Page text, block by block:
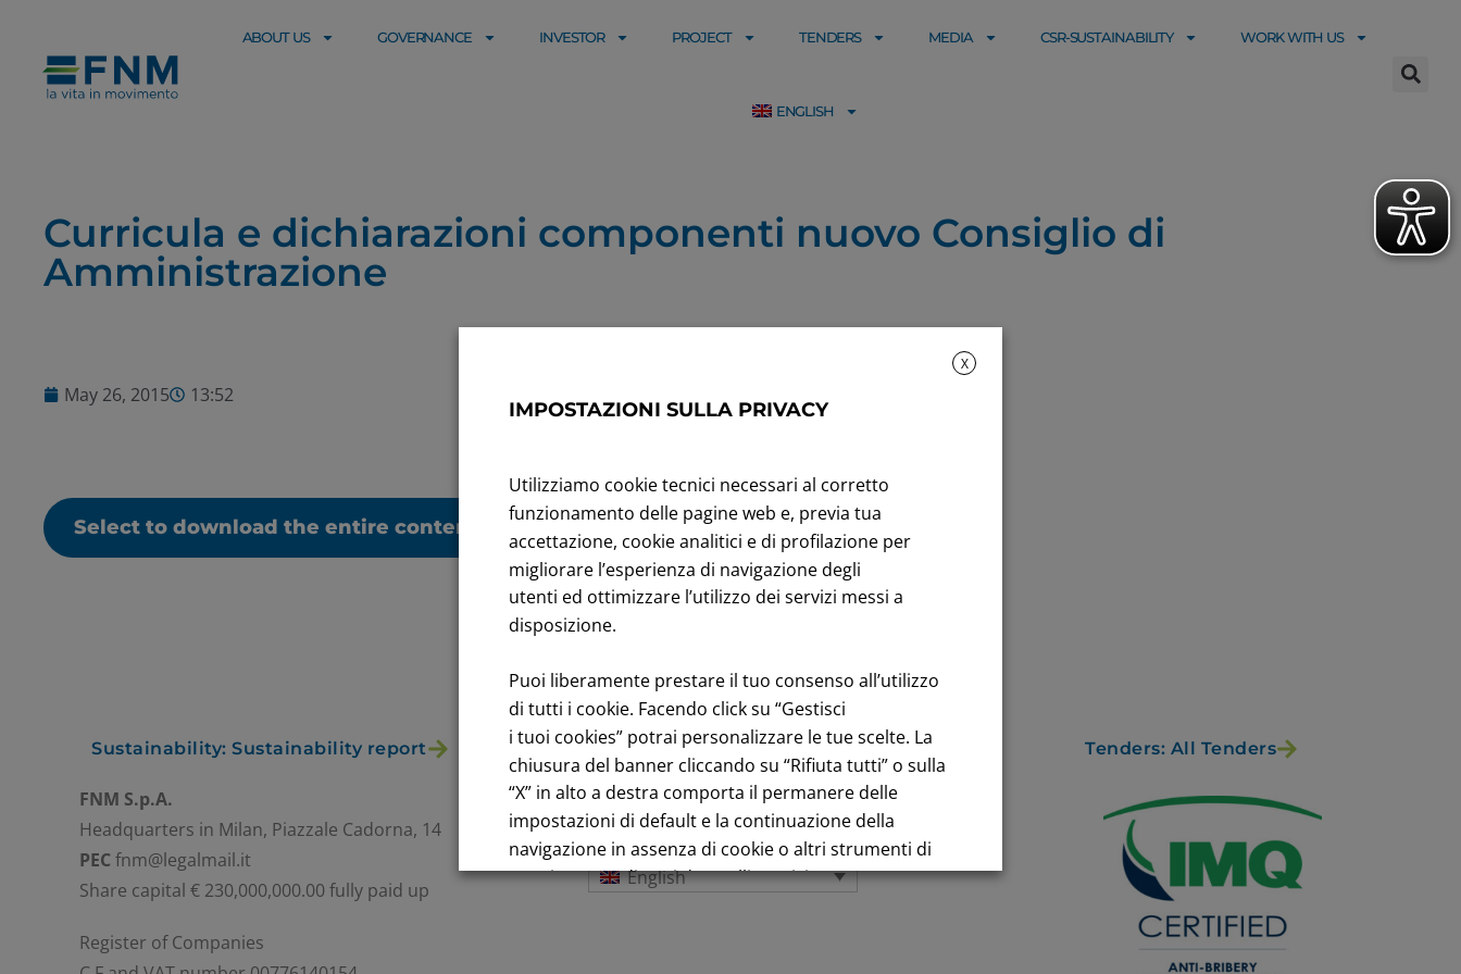
ABOUT US GOVERNANCE INVESTOR PROJECT TENDERS MEDIA CSR-SUSTAINABILITY WORK WITH US
ENGLISH
Curricula e dichiarazioni componenti nuovo Consiglio di
Amministrazione
May 26, 2015 13:52
Select to download the entire content
Sustainability: Sustainability report Title performance: On the stock Exchange Tenders: All Tenders
FNM S.p.A.
Headquarters in Milan, Piazzale Cadorna, 14
PECfnm@legalmail.it
Share capital € 230,000,000.00 fully paid up
Register of Companies
English
X
IMPOSTAZIONI SULLA PRIVACY
Utilizziamo cookie tecnici necessari al corretto
funzionamento delle pagine web e, previa tua
accettazione, cookie analitici e di profilazione per
migliorare l’esperienza di navigazione degli
utenti ed ottimizzare l’utilizzo dei servizi messi a
disposizione.
Puoi liberamente prestare il tuo consenso all’utilizzo
di tutti i cookie. Facendo click su “Gestisci
i tuoi cookies” potrai personalizzare le tue scelte. La
chiusura del banner cliccando su “Rifiuta tutti” o sulla
“X” in alto a destra comporta il permanere delle
impostazioni di default e la continuazione della
navigazione in assenza di cookie o altri strumenti di
tracciamento diversi da quelli tecnici.